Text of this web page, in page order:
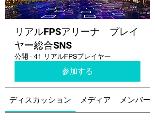
リアルFPSアリーナ プレイ
ヤー総合SNS
公開 · 41 リアルFPSプレイヤー
参加する
ディスカッション メディア メンバー